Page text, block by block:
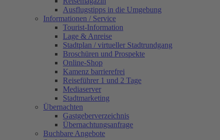
Ausflugstipps in die Umgebung
Informationen / Service
Tourist-Information
Lage & Anreise
Stadtplan / virtueller Stadtrundgang
Broschüren und Prospekte
Online-Shop
Kamenz barrierefrei
Reiseführer 1 und 2 Tage
Mediaserver
Stadtmarketing
Übernachten
Gastgeberverzeichnis
Übernachtungsanfrage
Buchbare Angebote